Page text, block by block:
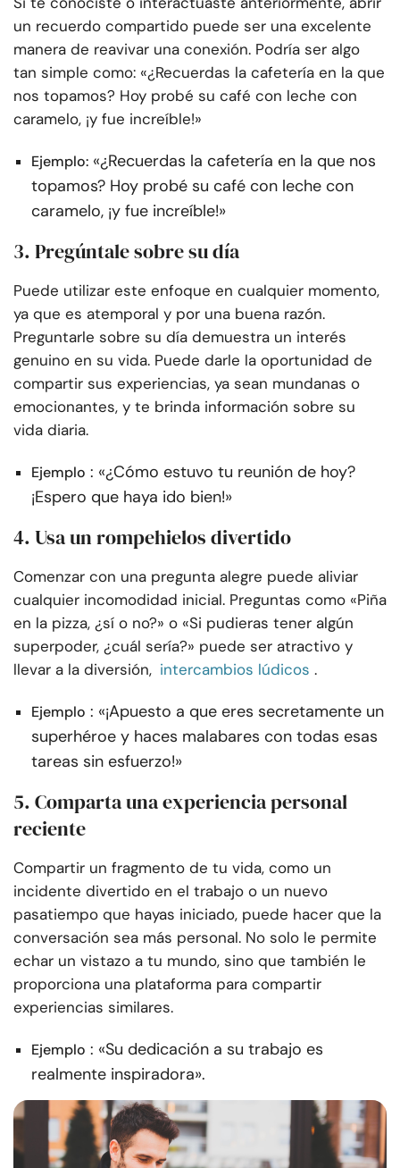
un recuerdo compartido puede ser una excelente
manera de reavivar una conexión. Podría ser algo
tan simple como: «¿Recuerdas la cafetería en la que
nos topamos? Hoy probé su café con leche con
caramelo, ¡y fue increíble!»
Ejemplo: «¿Recuerdas la cafetería en la que nos
topamos? Hoy probé su café con leche con
caramelo, ¡y fue increíble!»
3. Pregúntale sobre su día
Puede utilizar este enfoque en cualquier momento,
ya que es atemporal y por una buena razón.
Preguntarle sobre su día demuestra un interés
genuino en su vida. Puede darle la oportunidad de
compartir sus experiencias, ya sean mundanas o
emocionantes, y te brinda información sobre su
vida diaria.
Ejemplo : «¿Cómo estuvo tu reunión de hoy?
¡Espero que haya ido bien!»
4. Usa un rompehielos divertido
Comenzar con una pregunta alegre puede aliviar
cualquier incomodidad inicial. Preguntas como «Piña
en la pizza, ¿sí o no?» o «Si pudieras tener algún
superpoder, ¿cuál sería?» puede ser atractivo y
llevar a la diversión, intercambios lúdicos .
Ejemplo : «¡Apuesto a que eres secretamente un
superhéroe y haces malabares con todas esas
tareas sin esfuerzo!»
5. Comparta una experiencia personal
reciente
Compartir un fragmento de tu vida, como un
incidente divertido en el trabajo o un nuevo
pasatiempo que hayas iniciado, puede hacer que la
conversación sea más personal. No solo le permite
echar un vistazo a tu mundo, sino que también le
proporciona una plataforma para compartir
experiencias similares.
Ejemplo : «Su dedicación a su trabajo es
realmente inspiradora».